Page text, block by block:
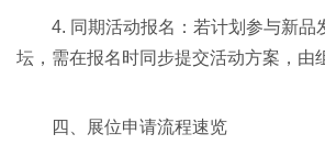
4. 同期活动报名：若计划参与新品
坛，需在报名时同步提交活动方案，由
四、展位申请流程速览